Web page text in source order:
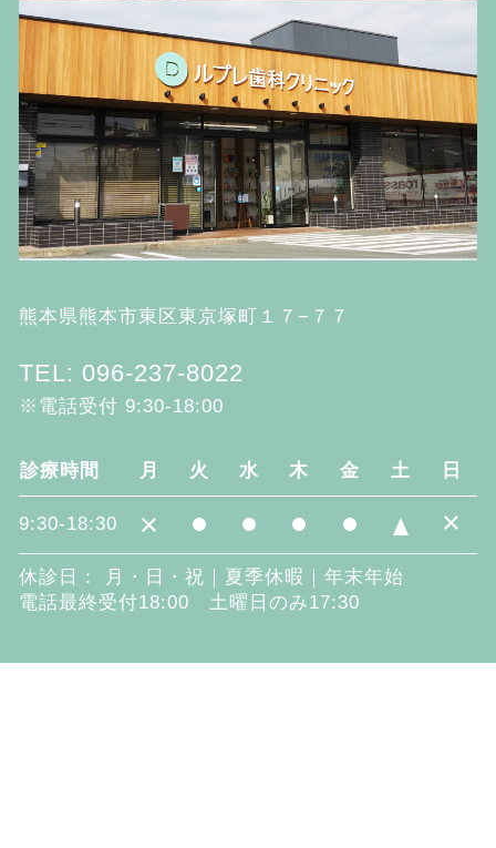
熊本県熊本市東区東京塚町１７−７７
TEL: 096-237-8022
※電話受付 9:30-18:00
診療時間 月 火 水 木 金 土 日
9:30-18:30 × ×
休診日： 月・日・祝｜夏季休暇｜年末年始
電話最終受付18:00 土曜日のみ17:30